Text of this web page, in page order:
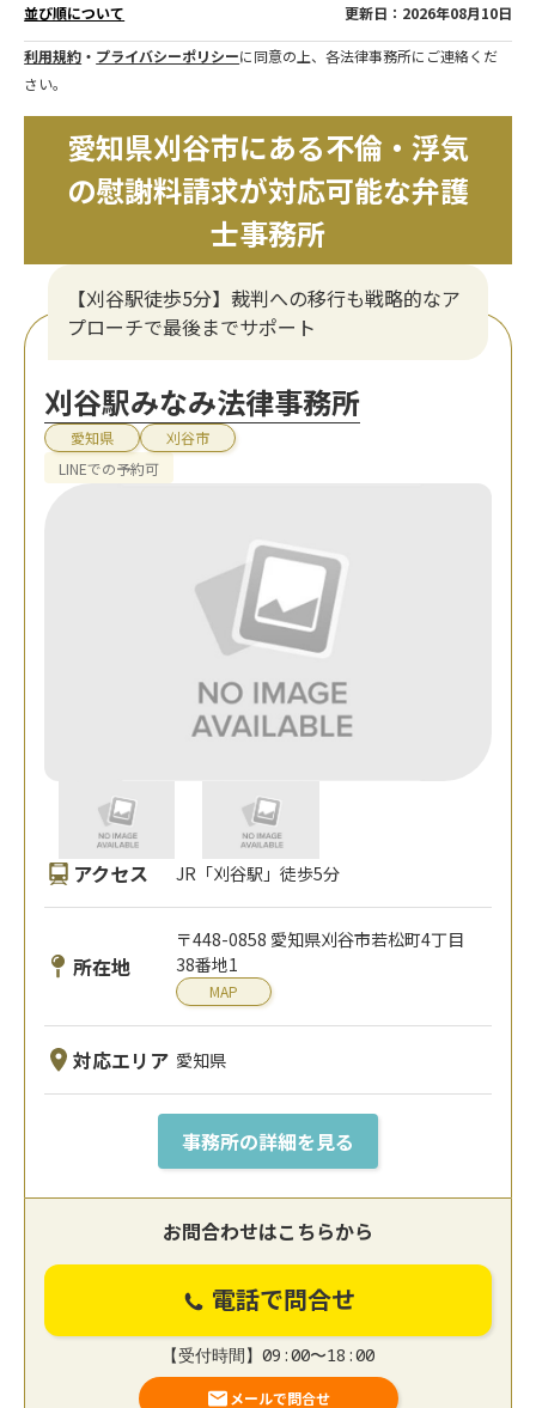
並び順について 更新日：2026年08月10日
利用規約 ・ プライバシーポリシーに同意の上、各法律事務所にご連絡くだ
さい。
愛知県刈谷市にある不倫・浮気
の慰謝料請求が対応可能な弁護
士事務所
【刈谷駅徒歩5分】裁判への移行も戦略的なア
プローチで最後までサポート
刈谷駅みなみ法律事務所
愛知県
刈谷市
LINEでの予約可
アクセス JR「刈谷駅」徒歩5分
所在地
〒448-0858 愛知県刈谷市若松町4丁目
38番地1
MAP
対応エリア 愛知県
事務所の詳細を見る
お問合わせはこちらから
電話で問合せ
【受付時間】09:00〜18:00
メールで問合せ